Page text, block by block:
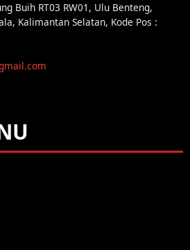
Buih RT03 RW01, Ulu Benteng,
Kalimantan Selatan, Kode Pos :